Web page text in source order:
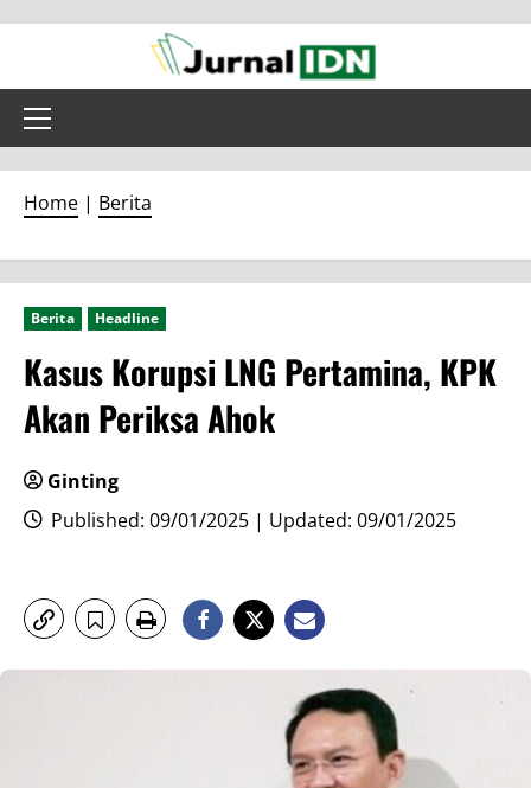
content
Primary
Home | Berita
Berita Headline
Kasus Korupsi LNG Pertamina, KPK
Akan Periksa Ahok
Ginting
Published: 09/01/2025 | Updated: 09/01/2025